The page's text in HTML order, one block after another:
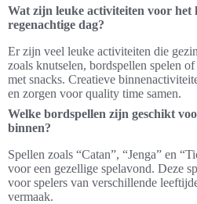
Wat zijn leuke activiteiten voor het
regenachtige dag?
Er zijn veel leuke activiteiten die
zoals knutselen, bordspellen spelen
met snacks. Creatieve
en zorgen voor quality time samen.
Welke bordspellen zijn geschikt
binnen?
Spellen zoals “Catan”, “Jenga” en
voor een gezellige spelavond. Deze
voor spelers van verschillende
vermaak.